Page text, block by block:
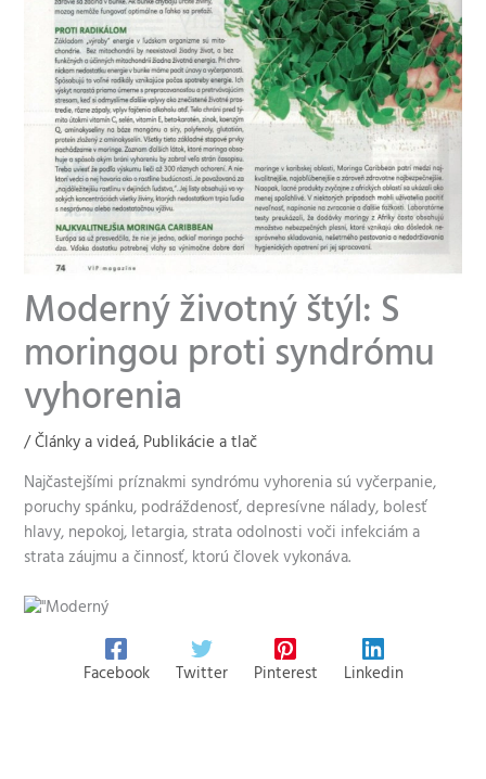
Moderný životný štýl: S
moringou proti syndrómu
vyhorenia
/Články a videá, Publikácie a tlač
Najčastejšími príznakmi syndrómu vyhorenia sú vyčerpanie,
poruchy spánku, podráždenosť, depresívne nálady, bolesť
hlavy, nepokoj, letargia, strata odolnosti voči infekciám a
strata záujmu a činnosť, ktorú človek vykonáva.
Facebook Twitter Pinterest Linkedin